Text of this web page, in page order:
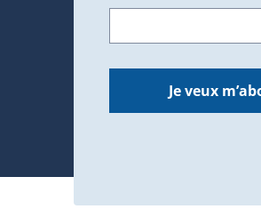
s'ouvrira dans une nouvelle fenêtre.)
Je veux